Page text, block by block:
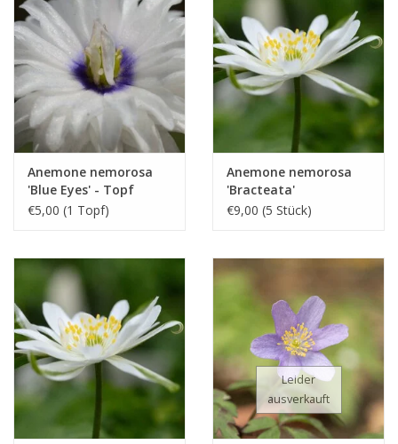
Anemone nemorosa
'Blue Eyes' - Topf
€5,00 (1 Topf)
Anemone nemorosa
'Bracteata'
€9,00 (5 Stück)
Leider
ausverkauft